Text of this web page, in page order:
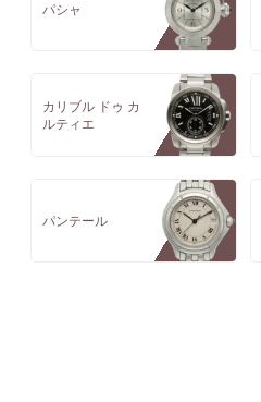
パシャ
カリブル ドゥ カ
ルティエ
パンテール